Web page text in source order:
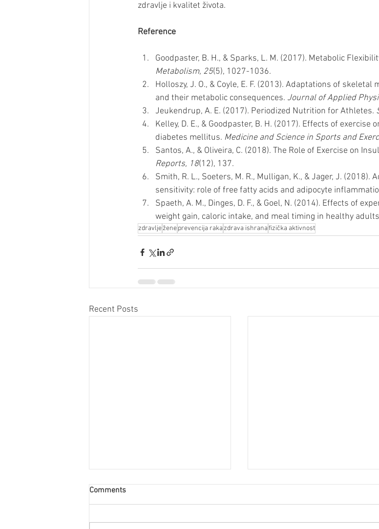
zdravlje i kvalitet života.
Reference
Goodpaster, B. H., & Sparks, L. M. (2017). Metabolic
Metabolism, 25(5), 1027-1036.
Holloszy, J. O., & Coyle, E. F. (2013). Adaptations of
and their metabolic consequences. Journal of Applied
Jeukendrup, A. E. (2017). Periodized Nutrition for Athletes.
Kelley, D. E., & Goodpaster, B. H. (2017). Effects of exercise
diabetes mellitus. Medicine and Science in Sports and
Santos, A., & Oliveira, C. (2018). The Role of Exercise on
Reports, 18(12), 137.
Smith, R. L., Soeters, M. R., Mulligan, K., & Jager, J. (2018).
sensitivity: role of free fatty acids and adipocyte
Spaeth, A. M., Dinges, D. F., & Goel, N. (2014). Effects of
weight gain, caloric intake, and meal timing in healthy
zdravlježeneprevencija rakazdrava ishranafizička aktivnost
Recent Posts
Comments